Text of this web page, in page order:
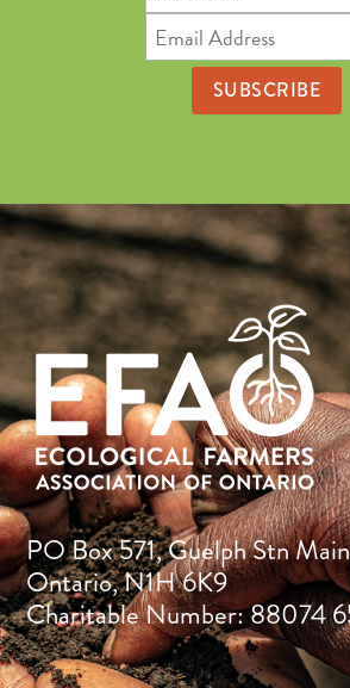
PO Box 571, Guelph Stn
Ontario, N1H 6K9
Charitable Number: 88074